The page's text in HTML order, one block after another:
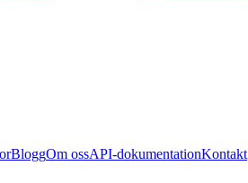
BloggOm ossAPI-dokumentationKontakt